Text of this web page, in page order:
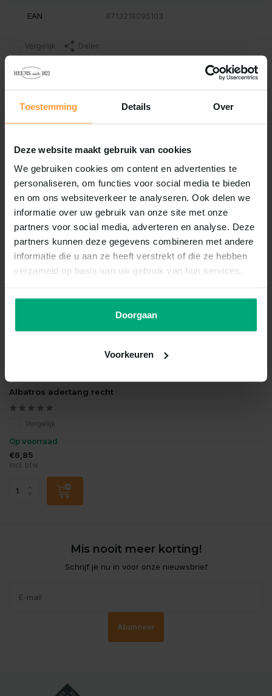
Toestemming Details Over
Deze website maakt gebruik van cookies
We gebruiken cookies om content en advertenties te
personaliseren, om functies voor social media te bieden
en om ons websiteverkeer te analyseren. Ook delen we
informatie over uw gebruik van onze site met onze
partners voor social media, adverteren en analyse. Deze
partners kunnen deze gegevens combineren met andere
informatie die u aan ze heeft verstrekt of die ze hebben
verzameld op basis van uw gebruik van hun services.
Doorgaan
Voorkeuren
EAN 8713218095103
Vergelijk Delen
Er zijn nog geen reviews geschreven over dit product..
Schrijf je eigen review
Recent bekeken
Albatros adertang recht
Vergelijk
Op voorraad
€6,85
Incl. btw
Mis nooit meer korting!
Schrijf je nu in voor onze nieuwsbrief
Abonneer